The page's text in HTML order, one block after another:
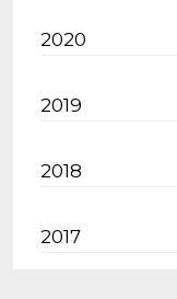
2020
2019
2018
2017